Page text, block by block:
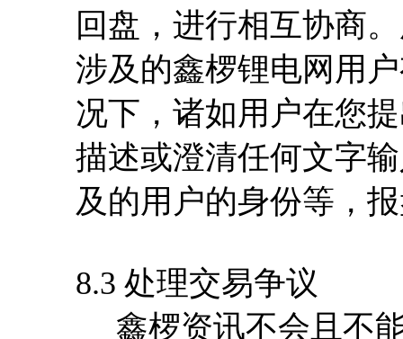
回盘，进行相互协商
涉及的鑫椤锂电网用
况下，诸如用户在您
描述或澄清任何文字
及的用户的身份等，
8.3 处理交易争议
鑫椤资讯不会且不